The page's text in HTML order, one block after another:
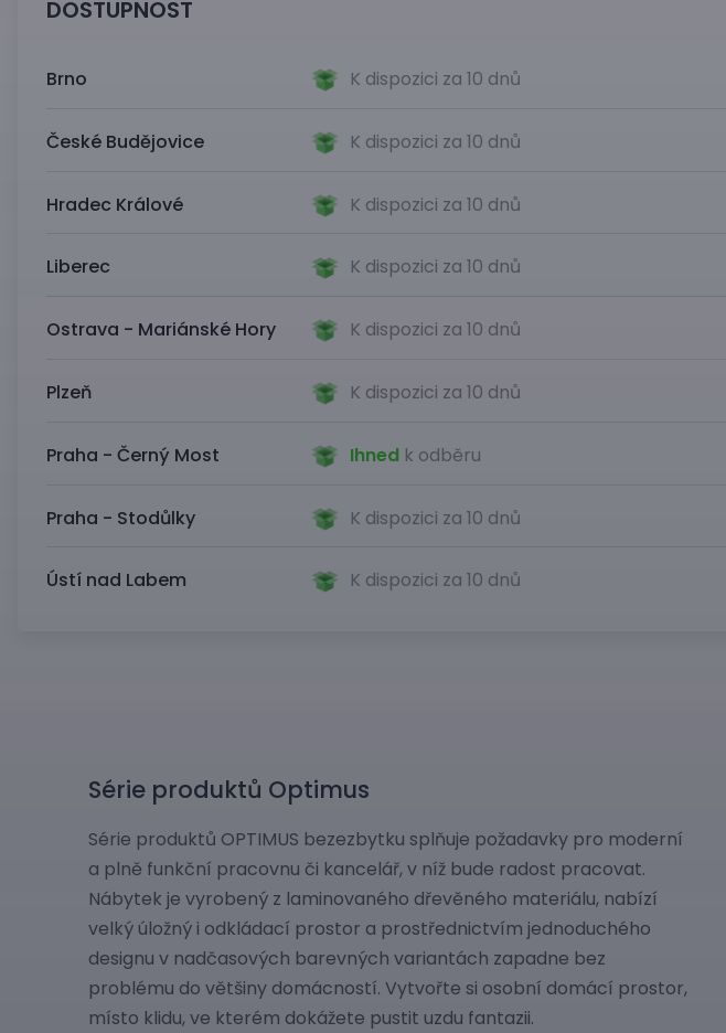
DOSTUPNOST
Brno K dispozici za 10 dnů
České Budějovice K dispozici za 10 dnů
Hradec Králové K dispozici za 10 dnů
Liberec K dispozici za 10 dnů
Ostrava - Mariánské Hory K dispozici za 10 dnů
Plzeň K dispozici za 10 dnů
Praha - Černý Most Ihned k odběru
Praha - Stodůlky K dispozici za 10 dnů
Ústí nad Labem K dispozici za 10 dnů
Série produktů Optimus
Série produktů OPTIMUS bezezbytku splňuje požadavky pro moderní
a plně funkční pracovnu či kancelář, v níž bude radost pracovat.
Nábytek je vyrobený z laminovaného dřevěného materiálu, nabízí
velký úložný i odkládací prostor a prostřednictvím jednoduchého
designu v nadčasových barevných variantách zapadne bez
problému do většiny domácností. Vytvořte si osobní domácí prostor,
místo klidu, ve kterém dokážete pustit uzdu fantazii.